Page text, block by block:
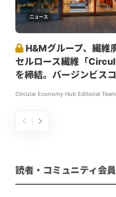
ニュース
H&Mグループ、繊維
セルロース繊維「
を締結。バージンビス
Circular Economy Hub Editorial Team
読者・コミュニティ会